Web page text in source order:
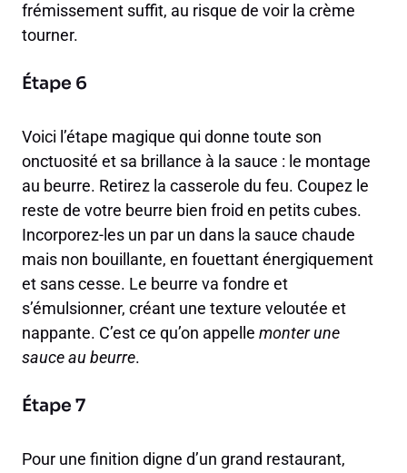
frémissement suffit, au risque de voir la crème
tourner.
Étape 6
Voici l’étape magique qui donne toute son
onctuosité et sa brillance à la sauce : le montage
au beurre. Retirez la casserole du feu. Coupez le
reste de votre beurre bien froid en petits cubes.
Incorporez-les un par un dans la sauce chaude
mais non bouillante, en fouettant énergiquement
et sans cesse. Le beurre va fondre et
s’émulsionner, créant une texture veloutée et
nappante. C’est ce qu’on appelle monter une
sauce au beurre.
Étape 7
Pour une finition digne d’un grand restaurant,